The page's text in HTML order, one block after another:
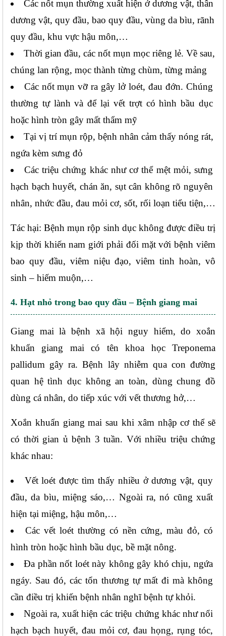
Các nốt mụn thường xuất hiện ở dương vật, thân
dương vật, quy đầu, bao quy đầu, vùng da bìu, rãnh
quy đầu, khu vực hậu môn,…
Thời gian đầu, các nốt mụn mọc riêng lẻ. Về sau,
chúng lan rộng, mọc thành từng chùm, từng mảng
Các nốt mụn vỡ ra gây lở loét, đau đớn. Chúng
thường tự lành và để lại vết trợt có hình bầu dục
hoặc hình tròn gây mất thẩm mỹ
Tại vị trí mụn rộp, bệnh nhân cảm thấy nóng rát,
ngứa kèm sưng đỏ
Các triệu chứng khác như cơ thể mệt mỏi, sưng
hạch bạch huyết, chán ăn, sụt cân không rõ nguyên
nhân, nhức đầu, đau mỏi cơ, sốt, rối loạn tiểu tiện,…
Tác hại: Bệnh mụn rộp sinh dục không được điều trị
kịp thời khiến nam giới phải đối mặt với bệnh viêm
bao quy đầu, viêm niệu đạo, viêm tinh hoàn, vô
sinh – hiếm muộn,…
4. Hạt nhỏ trong bao quy đầu – Bệnh giang mai
Giang mai là bệnh xã hội nguy hiểm, do xoắn
khuẩn giang mai có tên khoa học Treponema
pallidum gây ra. Bệnh lây nhiễm qua con đường
quan hệ tình dục không an toàn, dùng chung đồ
dùng cá nhân, do tiếp xúc với vết thương hở,…
Xoắn khuẩn giang mai sau khi xâm nhập cơ thể sẽ
có thời gian ủ bệnh 3 tuần. Với nhiều triệu chứng
khác nhau:
Vết loét được tìm thấy nhiều ở dương vật, quy
đầu, da bìu, miệng sáo,… Ngoài ra, nó cũng xuất
hiện tại miệng, hậu môn,…
Các vết loét thường có nền cứng, màu đỏ, có
hình tròn hoặc hình bầu dục, bề mặt nông.
Đa phần nốt loét này không gây khó chịu, ngứa
ngáy. Sau đó, các tổn thương tự mất đi mà không
cần điều trị khiến bệnh nhân nghĩ bệnh tự khỏi.
Ngoài ra, xuất hiện các triệu chứng khác như nổi
hạch bạch huyết, đau mỏi cơ, đau họng, rụng tóc,